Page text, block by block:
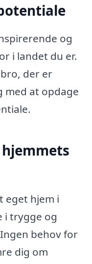
og
i landet du er.
der er
at opdage
eget hjem i
i trygge og
behov for
dig om